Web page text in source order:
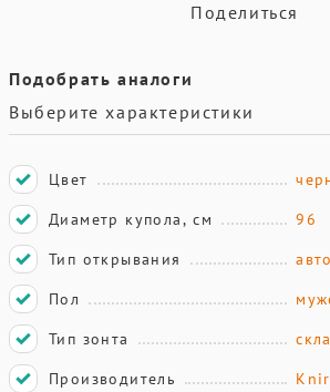
Поделиться
Подобрать аналоги
Выберите характеристики
Цвет
Диаметр купола, см
96
Тип открывания
Пол
Тип зонта
Производитель